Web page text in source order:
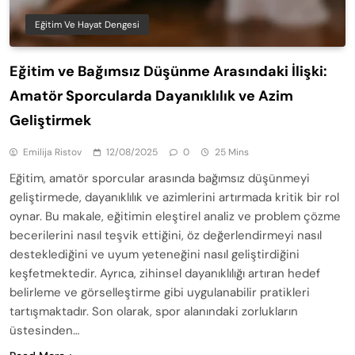
Eğitim Ve Hayat Dengesi
Eğitim ve Bağımsız Düşünme Arasındaki İlişki:
Amatör Sporcularda Dayanıklılık ve Azim
Geliştirmek
Emilija Ristov 12/08/2025 0 25 Mins
Eğitim, amatör sporcular arasında bağımsız düşünmeyi
geliştirmede, dayanıklılık ve azimlerini artırmada kritik bir rol
oynar. Bu makale, eğitimin eleştirel analiz ve problem çözme
becerilerini nasıl teşvik ettiğini, öz değerlendirmeyi nasıl
desteklediğini ve uyum yeteneğini nasıl geliştirdiğini
keşfetmektedir. Ayrıca, zihinsel dayanıklılığı artıran hedef
belirleme ve görselleştirme gibi uygulanabilir pratikleri
tartışmaktadır. Son olarak, spor alanındaki zorlukların
üstesinden…